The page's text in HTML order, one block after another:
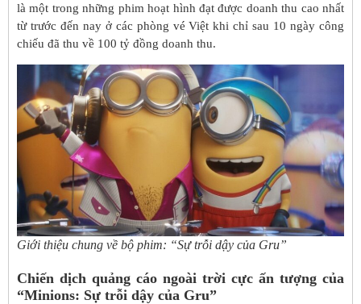
là một trong những phim hoạt hình đạt được doanh thu cao nhất
từ trước đến nay ở các phòng vé Việt khi chỉ sau 10 ngày công
chiếu đã thu về 100 tỷ đồng doanh thu.
Giới thiệu chung về bộ phim: “Sự trỗi dậy của Gru”
Chiến dịch quảng cáo ngoài trời cực ấn tượng của
“Minions: Sự trỗi dậy của Gru”